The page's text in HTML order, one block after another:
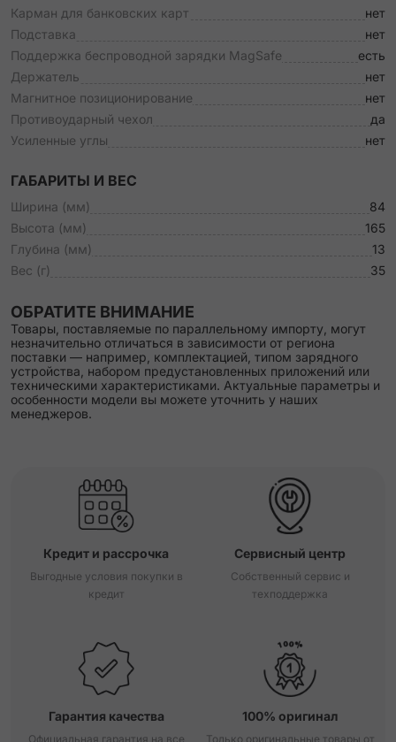
Карман для банковских карт
нет
Подставка
нет
Поддержка беспроводной зарядки MagSafe
есть
Держатель
нет
Магнитное позиционирование
нет
Противоударный чехол
да
Усиленные углы
нет
ГАБАРИТЫ И ВЕС
Ширина (мм)
84
Высота (мм)
165
Глубина (мм)
13
Вес (г)
35
ОБРАТИТЕ ВНИМАНИЕ
Товары, поставляемые по параллельному импорту, могут
незначительно отличаться в зависимости от региона
поставки — например, комплектацией, типом зарядного
устройства, набором предустановленных приложений или
техническими характеристиками. Актуальные параметры и
особенности модели вы можете уточнить у наших
менеджеров.
Кредит и рассрочка
Выгодные условия покупки в
кредит
Сервисный центр
Собственный сервис и
техподдержка
Гарантия качества
Официальная гарантия на все
100% оригинал
Только оригинальные товары от